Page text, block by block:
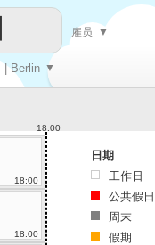
| Berlin ▼
雇员 ▼
18:00
18:00
18:00
日期
工作日
公共假日
周末
假期